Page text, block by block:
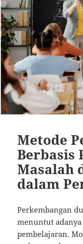
Metode
Berbasis
Masalah
dalam
Perkembangan
menuntut
pembelajaran.